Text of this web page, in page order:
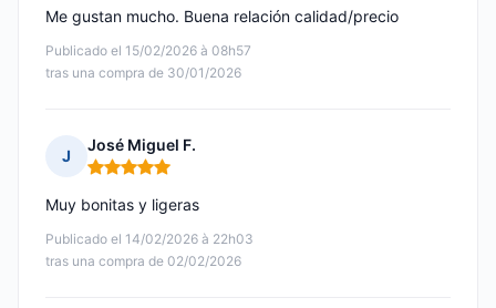
Publicado el 15/02/2026 à 08h57
tras una compra de 30/01/2026
Me gustan mucho. Buena relación calidad/precio
J
José Miguel F.
Nota: 5 de 5
Publicado el 14/02/2026 à 22h03
tras una compra de 02/02/2026
Muy bonitas y ligeras